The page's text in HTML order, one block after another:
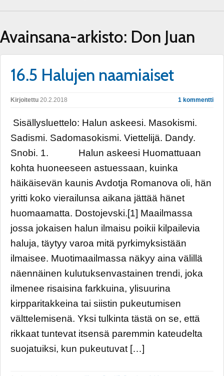
Avainsana-arkisto: Don Juan
16.5 Halujen naamiaiset
Kirjoitettu 20.2.2018 1 kommentti
Sisällysluettelo: Halun askeesi. Masokismi.
Sadismi. Sadomasokismi. Viettelijä. Dandy.
Snobi. 1. Halun askeesi Huomattuaan
kohta huoneeseen astuessaan, kuinka
häikäisevän kaunis Avdotja Romanova oli, hän
yritti koko vierailunsa aikana jättää hänet
huomaamatta. Dostojevski.[1] Maailmassa
jossa jokaisen halun ilmaisu poikii kilpailevia
haluja, täytyy varoa mitä pyrkimyksistään
ilmaisee. Muotimaailmassa näkyy aina välillä
näennäinen kulutuksenvastainen trendi, joka
ilmenee risaisina farkkuina, ylisuurina
kirpparitakkeina tai siistin pukeutumisen
välttelemisenä. Yksi tulkinta tästä on se, että
rikkaat tuntevat itsensä paremmin kateudelta
suojatuiksi, kun pukeutuvat […]